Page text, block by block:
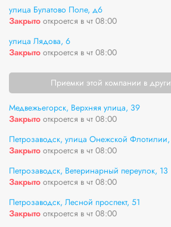
улица Булатово Поле, д6
Закрыто откроется в чт 08:00
улица Лядова, 6
Закрыто откроется в чт 08:00
Приемки этой компании в
Медвежьегорск, Верхняя улица, 39
Закрыто откроется в чт 08:00
Петрозаводск, улица Онежской
Закрыто откроется в чт 08:00
Петрозаводск, Ветеринарный переулок, 13
Закрыто откроется в чт 08:00
Петрозаводск, Лесной проспект, 51
Закрыто откроется в чт 08:00